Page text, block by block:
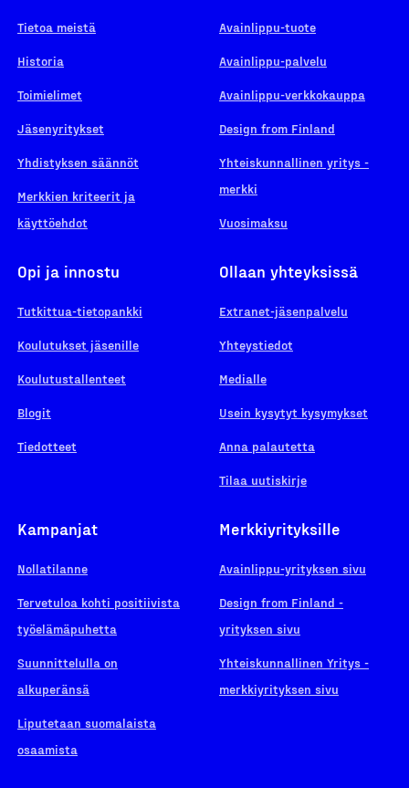
Tietoa meistä
Historia
Toimielimet
Jäsenyritykset
Yhdistyksen säännöt
Merkkien kriteerit ja
käyttöehdot
Avainlippu-tuote
Avainlippu-palvelu
Avainlippu-verkkokauppa
Design from Finland
Yhteiskunnallinen yritys -
merkki
Vuosimaksu
Opi ja innostu
Tutkittua-tietopankki
Koulutukset jäsenille
Koulutustallenteet
Blogit
Tiedotteet
Ollaan yhteyksissä
Extranet-jäsenpalvelu
Yhteystiedot
Medialle
Usein kysytyt kysymykset
Anna palautetta
Tilaa uutiskirje
Kampanjat
Nollatilanne
Tervetuloa kohti positiivista
työelämäpuhetta
Suunnittelulla on
alkuperänsä
Liputetaan suomalaista
osaamista
Merkkiyrityksille
Avainlippu-yrityksen sivu
Design from Finland -
yrityksen sivu
Yhteiskunnallinen Yritys -
merkkiyrityksen sivu